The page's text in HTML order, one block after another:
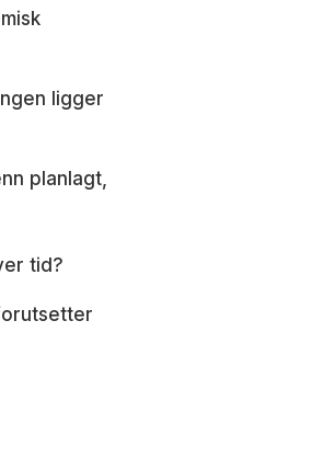
ligger
planlagt,
tid?